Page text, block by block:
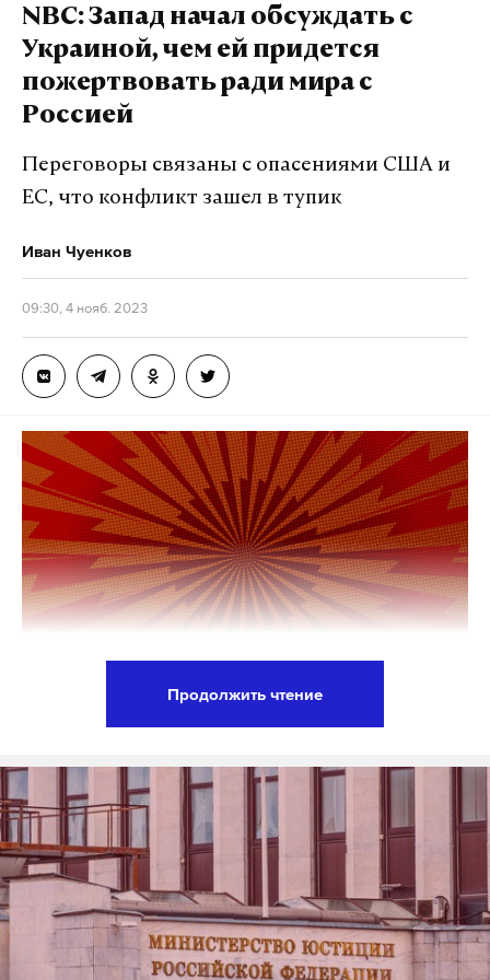
NBC: Запад начал обсуждать с
Украиной, чем ей придется
пожертвовать ради мира с
Россией
Переговоры связаны с опасениями США и
ЕС, что конфликт зашел в тупик
Иван Чуенков
09:30, 4 нояб. 2023
начали обсуждать с Украиной возможные
мирные переговоры с Россией, сообщает
телеканал NBC News со ссылкой на источники. По
его информации, при обсуждении зашла речь о
том, на какие уступки может пойти Киев.
Переговоры начались на фоне опасений
американских и европейских чиновников по
Продолжить чтение